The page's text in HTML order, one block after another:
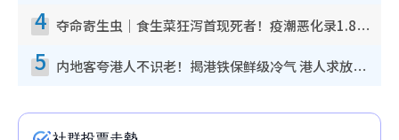
4 夺命寄生虫｜食生菜狂泻首现死者！疫潮恶化录1.8万宗病例 揭洗菜3大谬误
5 内地客夸港人不识老！揭港铁保鲜级冷气 港人求放过：别投诉